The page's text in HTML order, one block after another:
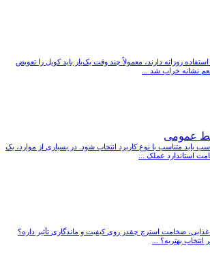
روزانه دارند، معمولاً چند وقت یک‌بار باید کویل را تعویض
نشانه خراب شد ...
عمومی
باید متناسب با نوع کاربرد انتخاب شود. در بسیاری از موارد، یک
استاندارد عملک ...
ضخامت استرچ چقدر روی کیفیت و ماندگاری تأثیر داره؟
بهتریه؟ ...